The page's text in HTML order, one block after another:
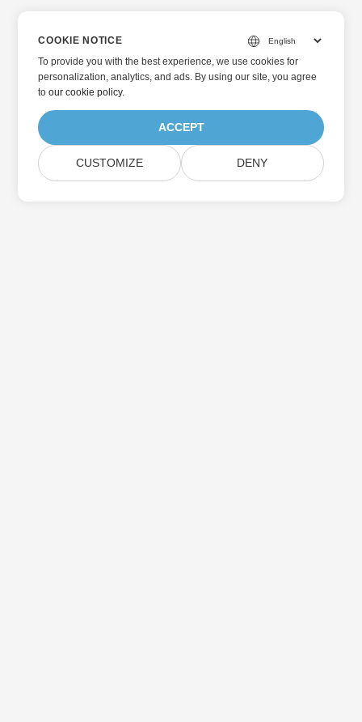
COOKIE NOTICE
To provide you with the best experience, we use cookies for
personalization, analytics, and ads. By using our site, you agree
toour cookie policy.
ACCEPT
CUSTOMIZE DENY